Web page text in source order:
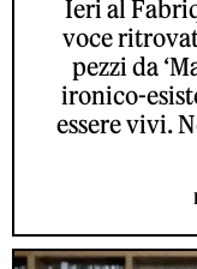
Ieri al
voce
pezzi da
ironico-
essere vivi.